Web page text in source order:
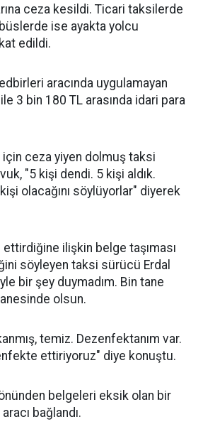
ceza kesildi. Ticari taksilerde
ise ayakta yolcu
edildi.
aracında uygulamayan
3 bin 180 TL arasında idari para
için ceza yiyen dolmuş taksi
"5 kişi dendi. 5 kişi aldık.
olacağını söylüyorlar" diyerek
ettirdiğine ilişkin belge taşıması
söyleyen taksi sürücü Erdal
bir şey duymadım. Bin tane
olsun.
temiz. Dezenfektanım var.
ettiriyoruz" diye konuştu.
belgeleri eksik olan bir
bağlandı.